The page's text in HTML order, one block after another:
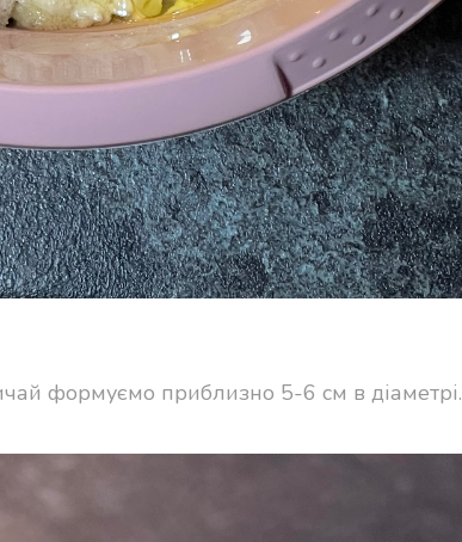
формуємо приблизно 5-6 см в діаметрі.